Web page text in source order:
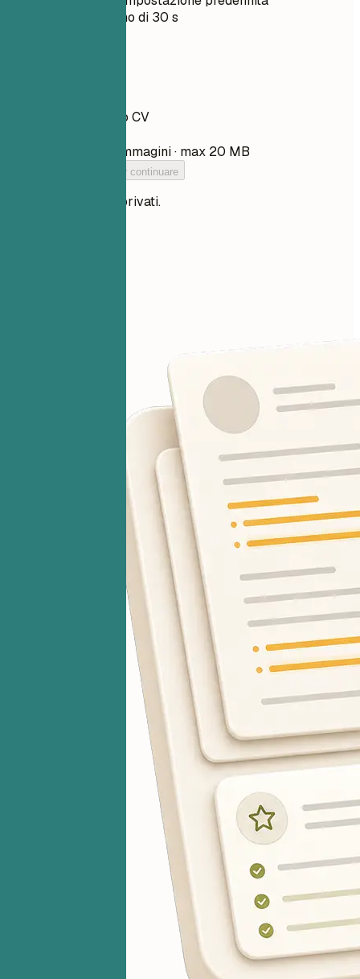
Di solito meno di 30 s
Trascina qui il tuo CV
PDF, DOCX, TXT e immagini · max 20 MB
Aggiungi il tuo CV per continuare
I tuoi file restano privati.